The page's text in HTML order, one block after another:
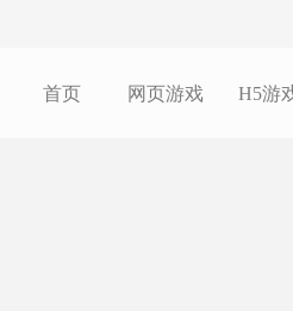
首页 网页游戏 H5游